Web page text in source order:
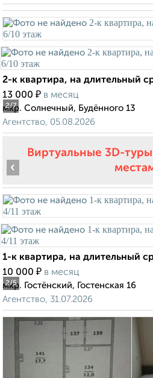
2/7
2-к квартира, на длительный
13 000 ₽ в месяц
мкр. Солнечный, Будённого 13
Агентство, 05.08.2026
Виртуальные 3D-
2/5
‹
1-к квартира, на длительный
10 000 ₽ в месяц
мкр. Гостёнский, Гостенская 16
Агентство, 31.07.2026